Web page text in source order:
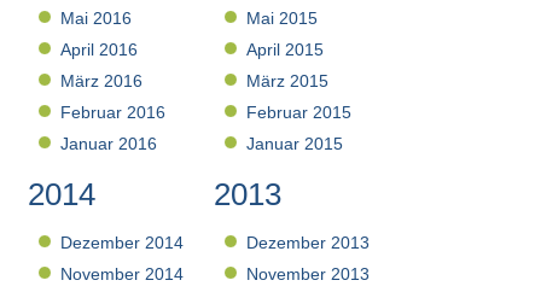
Mai 2016
April 2016
März 2016
Februar 2016
Januar 2016
Mai 2015
April 2015
März 2015
Februar 2015
Januar 2015
2014
Dezember 2014
November 2014
2013
Dezember 2013
November 2013